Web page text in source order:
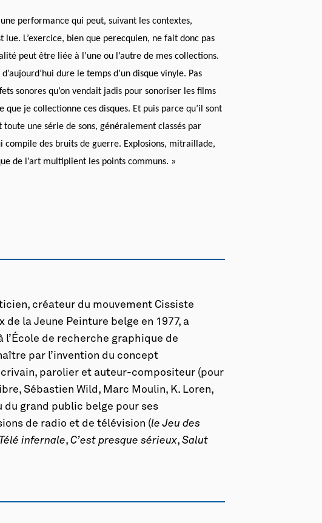
performance qui peut, suivant les contextes,
L’exercice, bien que perecquien, ne fait donc pas
peut être liée à l’une ou l’autre de mes collections.
dure le temps d’un disque vinyle. Pas
sonores qu’on vendait jadis pour sonoriser les films
que je collectionne ces disques. Et puis parce qu’il sont
une série de sons, généralement classés par
compile des bruits de guerre. Explosions, mitraillade,
de l’art multiplient les points communs. »
créateur du mouvement Cissiste
la Jeune Peinture belge en 1977, a
l’École de recherche graphique de
par l’invention du concept
parolier et auteur-compositeur (pour
Sébastien Wild, Marc Moulin, K. Loren,
du grand public belge pour ses
de radio et de télévision (le Jeu des
infernale,C’est presque sérieux,Salut